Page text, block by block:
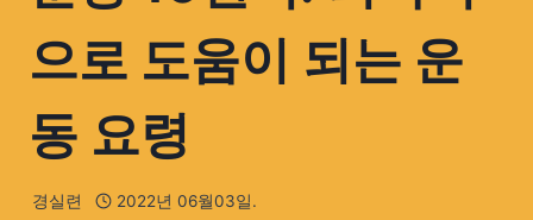
으로 도움이 되는 운
동 요령
경실련 2022년 06월03일.